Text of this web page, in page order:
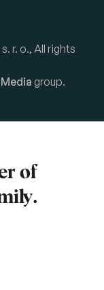
r. o., All rights
group.
of